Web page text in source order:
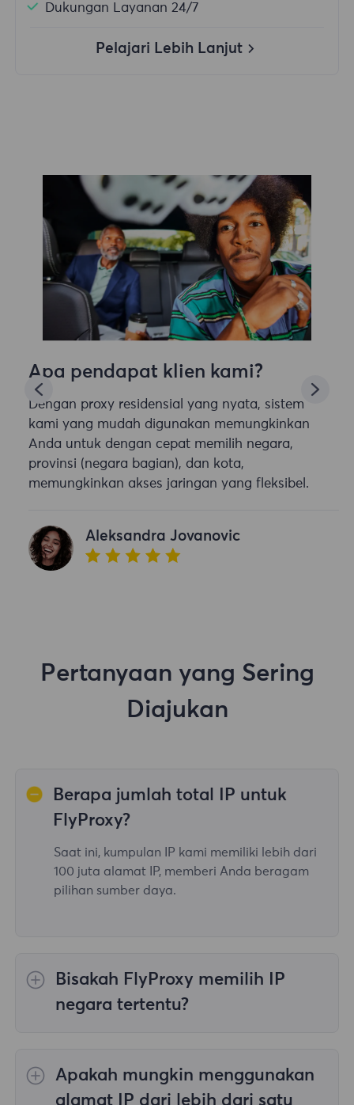
Dukungan Layanan 24/7
Pelajari Lebih Lanjut
Apa pendapat klien kami?
Dengan proxy residensial yang nyata, sistem
kami yang mudah digunakan memungkinkan
Anda untuk dengan cepat memilih negara,
provinsi (negara bagian), dan kota,
memungkinkan akses jaringan yang fleksibel.
Aleksandra Jovanovic
Pertanyaan yang Sering
Diajukan
Berapa jumlah total IP untuk
FlyProxy?
Saat ini, kumpulan IP kami memiliki lebih dari
100 juta alamat IP, memberi Anda beragam
pilihan sumber daya.
Bisakah FlyProxy memilih IP
negara tertentu?
negara/wilayah di seluruh dunia; Proksi
Perumahan Tanpa Batas
tidak mendukung
Apakah mungkin menggunakan
alamat IP dari lebih dari satu